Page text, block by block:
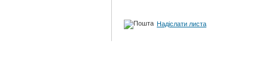
Надіслати листа